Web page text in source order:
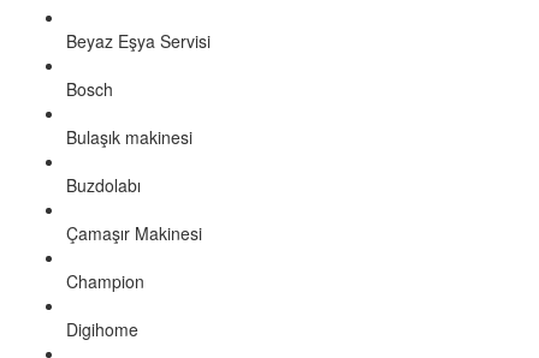
Beyaz Eşya Servisi
Bosch
Bulaşık makinesi
Buzdolabı
Çamaşır Makinesi
Champion
Digihome